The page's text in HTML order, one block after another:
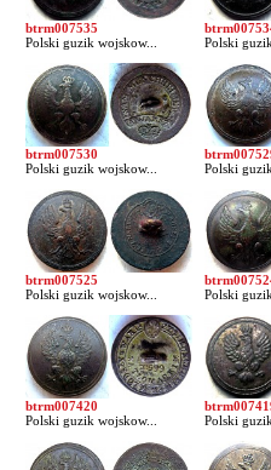
btrm007535
Polski guzik wojskow...
Polski
btrm007530
Polski guzik wojskow...
Polski
btrm007525
Polski guzik wojskow...
Polski
btrm007420
Polski guzik wojskow...
Polski